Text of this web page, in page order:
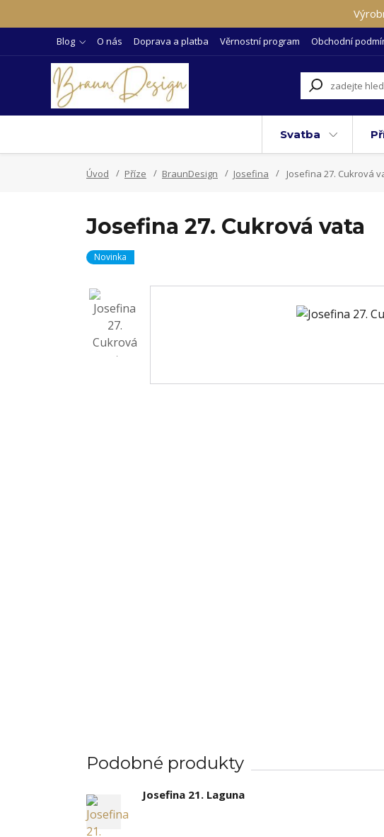
Blog O nás Doprava a platba Věrnostní program Obchodní
Svatba
Úvod Příze BraunDesign Josefina Josefina 27. Cukrová
Josefina 27. Cukrová vata
Novinka
Podobné produkty
Josefina 21. Laguna